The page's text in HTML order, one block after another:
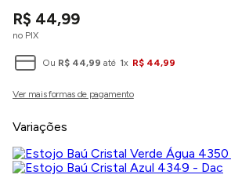
R$ 44,99
no PIX
Ou R$ 44,99 até 1x R$ 44,99
Variações